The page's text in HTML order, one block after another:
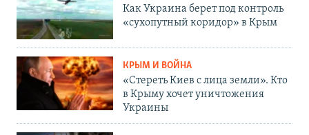
Как Украина берет под контроль
«сухопутный коридор» в Крым
КРЫМ И ВОЙНА
«Стереть Киев с лица земли». Кто
в Крыму хочет уничтожения
Украины